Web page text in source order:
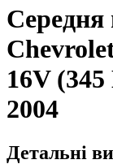
Середня
16V
2004
Детальні